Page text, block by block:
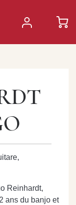
Reinhardt,
ans du banjo et